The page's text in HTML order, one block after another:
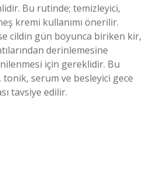
Bu rutinde; temizleyici,
kremi kullanımı önerilir.
cildin gün boyunca biriken kir,
derinlemesine
için gereklidir. Bu
serum ve besleyici gece
tavsiye edilir.